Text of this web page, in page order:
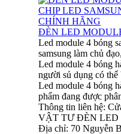
ĐÈN LED
Led module 4 bóng
samsung làm chủ
Led module 4 bóng
người sủ dụng có thể
Led module 4 bóng
phẩm đang được
Thông tin liên hệ:
VẬT TƯ ĐÈN LED
Địa chỉ: 70 Nguyễn